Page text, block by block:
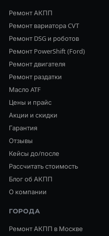
Ремонт АКПП
Ремонт вариатора CVT
Ремонт DSG и роботов
Ремонт PowerShift (Ford)
Ремонт двигателя
Ремонт раздатки
Масло ATF
Цены и прайс
Акции и скидки
Гарантия
Отзывы
Кейсы до/после
Рассчитать стоимость
Блог об АКПП
О компании
ГОРОДА
Ремонт АКПП в Москве